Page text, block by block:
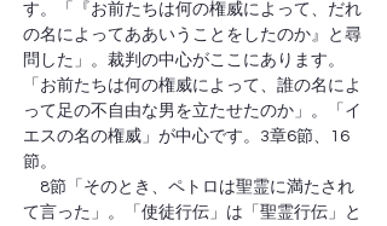
す。「『お前たちは何の権威によって、だれ
の名によってああいうことをしたのか』と尋
問した」。裁判の中心がここにあります。
「お前たちは何の権威によって、誰の名によ
って足の不自由な男を立たせたのか」。「イ
エスの名の権威」が中心です。3章6節、16
節。
8節「そのとき、ペトロは聖霊に満たされ
て言った」。「使徒行伝」は「聖霊行伝」と